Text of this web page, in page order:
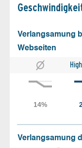
Verlangsamung
Webseiten
Verlangsamung